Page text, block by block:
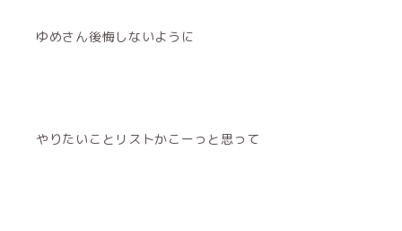
ゆめさん後悔しないように
やりたいことリストかこーっと思って